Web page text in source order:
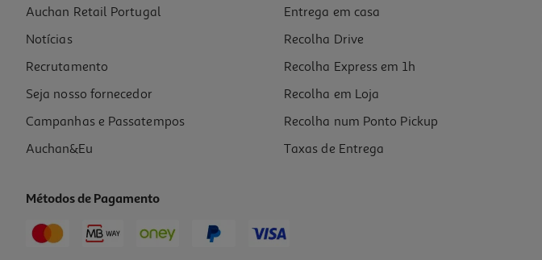
Mala De Cabine Flexível Airport Terracota 8 Rodas 55x33x20cm
29.99 €/un
29,99 €
Auchan Retail Portugal
Notícias
Recrutamento
Seja nosso fornecedor
Campanhas e Passatempos
Auchan&Eu
Entrega em casa
Recolha Drive
Recolha Express em 1h
Recolha em Loja
Recolha num Ponto Pickup
Taxas de Entrega
Métodos de Pagamento